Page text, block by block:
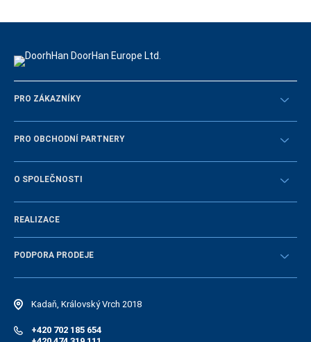
PRO ZÁKAZNÍKY
Překontrolovat
PRO OBCHODNÍ PARTNERY
STAŇTE SE OBCHODNÍM PARTNEREM
O SPOLEČNOSTI
Historie společnosti
Novinky
REALIZACE
PODPORA PRODEJE
Návody
Elektonický katalog náhradních dílů
Kadaň, Královský Vrch 2018
+420 702 185 654